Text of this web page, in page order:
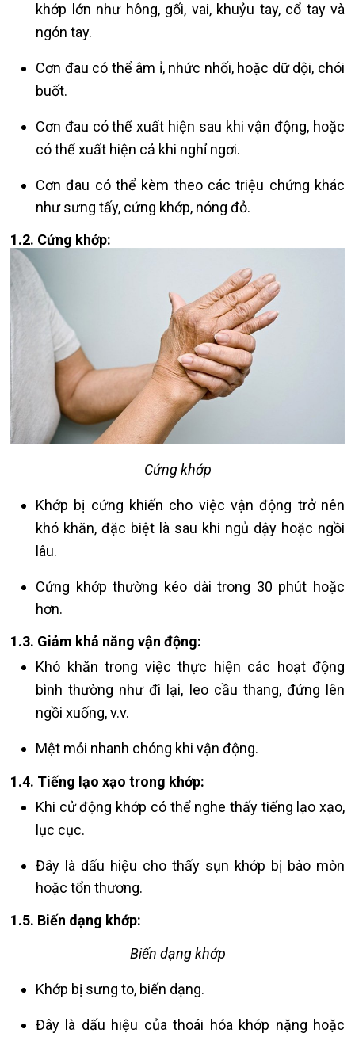
khớp lớn như hông, gối, vai, khuỷu tay, cổ tay và
ngón tay.
Cơn đau có thể âm ỉ, nhức nhối, hoặc dữ dội, chói
buốt.
Cơn đau có thể xuất hiện sau khi vận động, hoặc
có thể xuất hiện cả khi nghỉ ngơi.
Cơn đau có thể kèm theo các triệu chứng khác
như sưng tấy, cứng khớp, nóng đỏ.
1.2. Cứng khớp:
Cứng khớp
Khớp bị cứng khiến cho việc vận động trở nên
khó khăn, đặc biệt là sau khi ngủ dậy hoặc ngồi
lâu.
Cứng khớp thường kéo dài trong 30 phút hoặc
hơn.
1.3. Giảm khả năng vận động:
Khó khăn trong việc thực hiện các hoạt động
bình thường như đi lại, leo cầu thang, đứng lên
ngồi xuống, v.v.
Mệt mỏi nhanh chóng khi vận động.
1.4. Tiếng lạo xạo trong khớp:
Khi cử động khớp có thể nghe thấy tiếng lạo xạo,
lục cục.
Đây là dấu hiệu cho thấy sụn khớp bị bào mòn
hoặc tổn thương.
1.5. Biến dạng khớp:
Biến dạng khớp
Khớp bị sưng to, biến dạng.
Đây là dấu hiệu của thoái hóa khớp nặng hoặc